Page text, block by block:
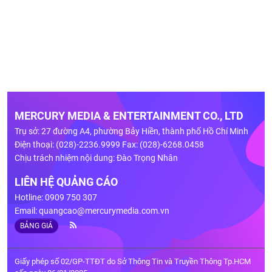
MERCURY MEDIA & ENTERTAINMENT CO., LTD
Trụ sở: 27 đường A4, phường Bảy Hiền, thành phố Hồ Chí Minh
Điện thoại: (028)-2236.9999 Fax: (028)-6268.0458
Chịu trách nhiệm nội dung: Đào Trọng Nhân
LIÊN HỆ QUẢNG CÁO
Hotline: 0909 750 307
Email:quangcao@mercurymedia.com.vn
BẢNG GIÁ
Giấy phép số 02/GP-TTĐT do Sở Thông Tin và Truyền Thông Tp.HCM